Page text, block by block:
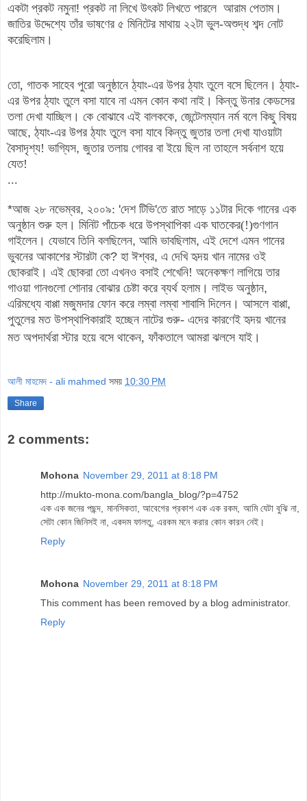
একটা প্রকট নমুনা! প্রকট না লিখে উৎকট লিখতে পারলে আরাম পেতাম।
জাতির উদ্দেশ্যে তাঁর ভাষণের ৫ মিনিটের মাথায় ২২টা ভুল-অশুদ্ধ শব্দ নোট
করেছিলাম।
তো, গাতক সাহেব পুরো অনুষ্ঠানে ঠ্যাং-এর উপর ঠ্যাং তুলে বসে ছিলেন । ঠ্যাং-
এর উপর ঠ্যাং তুলে বসা যাবে না এমন কোন কথা নাই । কিন্তু উনার কেডসের
তলা দেখা যাচ্ছিল । কে বোঝাবে এই বালককে, জেন্টেলম্যান নর্মবলে কিছু বিষয়
আছে,ঠ্যাং-এর উপর ঠ্যাং তুলে বসা যাবে কিন্তু জুতার তলা দেখা যাওয়াটা
বৈসাদৃশ্য! ভাগ্যিস, জুতার তলায় গোবর বা ইয়ে ছিল না তাহলে সর্বনাশ হয়ে
যেত!
...
*আজ ২৮ নভেম্বর, ২০০৯: 'দেশ টিভি'তে রাত সাড়ে ১১টার দিকে গানের এক
অনুষ্ঠান শুরু হল । মিনিট পাঁচেক ধরে উপস্থাপিকা এক ঘাতকের(!)গুণগান
গাইলেন । যেভাবে তিনি বলছিলেন, আমি ভাবছিলাম, এই দেশে এমন গানের
ভুবনের আকাশের স্টারটা কে? হা ঈশ্বর, এ দেখি হৃদয় খান নামের ওই
ছোকরাই। এই ছোকরা তো এখনও বসাই শেখেনি! অনেকক্ষণ লাগিয়ে তার
গাওয়া গানগুলো শোনার বোঝার চেষ্টা করে ব্যর্থ হলাম। লাইভ অনুষ্ঠান,
এরিমধ্যে বাপ্পা মজুমদার ফোন করে লম্বা লম্বা শাবাসি দিলেন । আসলে বাপ্পা,
পুতুলের মত উপস্থাপিকারাই হচ্ছেন নাটের গুরু- এদের কারণেই হৃদয় খানের
মত অপদার্থরা স্টার হয়ে বসে থাকেন, ফাঁকতালে আমরা ঝলসে যাই।
আলী মাহমেদ - ali mahmed সময় 10:30 PM
Share
2 comments:
Mohona November 29, 2011 at 8:18 PM
http://mukto-mona.com/bangla_blog/?p=4752
এক এক জনের পছন্দ, মানসিকতা, আবেগের প্রকাশ এক এক রকম, আমি যেটা বুঝি না,
সেটা কোন জিনিসই না, একদম ফালতু, এরকম মনে করার কোন কারন নেই।
Reply
Mohona November 29, 2011 at 8:18 PM
This comment has been removed by a blog administrator.
Reply